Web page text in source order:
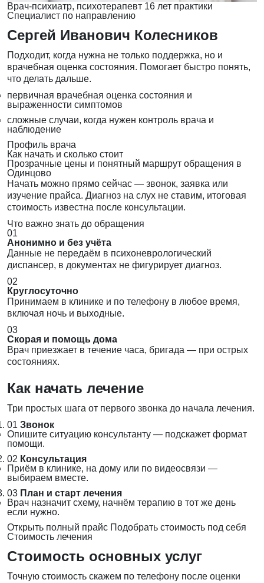
Врач-психиатр, психотерапевт 16 лет практики
Специалист по направлению
Сергей Иванович Колесников
Подходит, когда нужна не только поддержка, но и
врачебная оценка состояния. Помогает быстро понять,
что делать дальше.
первичная врачебная оценка состояния и
выраженности симптомов
сложные случаи, когда нужен контроль врача и
наблюдение
Профиль врача
Как начать и сколько стоит
Прозрачные цены и понятный маршрут обращения в
Одинцово
Начать можно прямо сейчас — звонок, заявка или
изучение прайса. Диагноз на слух не ставим, итоговая
стоимость известна после консультации.
Что важно знать до обращения
01
Анонимно и без учёта
Данные не передаём в психоневрологический
диспансер, в документах не фигурирует диагноз.
02
Круглосуточно
Принимаем в клинике и по телефону в любое время,
включая ночь и выходные.
03
Скорая и помощь дома
Врач приезжает в течение часа, бригада — при острых
состояниях.
Как начать лечение
Три простых шага от первого звонка до начала лечения.
01 Звонок
Опишите ситуацию консультанту — подскажет формат
помощи.
02 Консультация
Приём в клинике, на дому или по видеосвязи —
выбираем вместе.
03 План и старт лечения
Врач назначит схему, начнём терапию в тот же день
если нужно.
Открыть полный прайс Подобрать стоимость под себя
Стоимость лечения
Стоимость основных услуг
Точную стоимость скажем по телефону после оценки